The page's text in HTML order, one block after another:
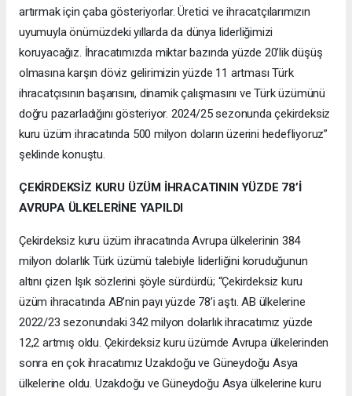
artırmak için çaba gösteriyorlar. Üretici ve ihracatçılarımızın
uyumuyla önümüzdeki yıllarda da dünya liderliğimizi
koruyacağız. İhracatımızda miktar bazında yüzde 20’lik düşüş
olmasına karşın döviz gelirimizin yüzde 11 artması Türk
ihracatçısının başarısını, dinamik çalışmasını ve Türk üzümünü
doğru pazarladığını gösteriyor. 2024/25 sezonunda çekirdeksiz
kuru üzüm ihracatında 500 milyon doların üzerini hedefliyoruz”
şeklinde konuştu.
ÇEKİRDEKSİZ KURU ÜZÜM İHRACATININ YÜZDE 78’İ
AVRUPA ÜLKELERİNE YAPILDI
Çekirdeksiz kuru üzüm ihracatında Avrupa ülkelerinin 384
milyon dolarlık Türk üzümü talebiyle liderliğini koruduğunun
altını çizen Işık sözlerini şöyle sürdürdü; “Çekirdeksiz kuru
üzüm ihracatında AB’nin payı yüzde 78’i aştı. AB ülkelerine
2022/23 sezonundaki 342 milyon dolarlık ihracatımız yüzde
12,2 artmış oldu. Çekirdeksiz kuru üzümde Avrupa ülkelerinden
sonra en çok ihracatımız Uzakdoğu ve Güneydoğu Asya
ülkelerine oldu. Uzakdoğu ve Güneydoğu Asya ülkelerine kuru